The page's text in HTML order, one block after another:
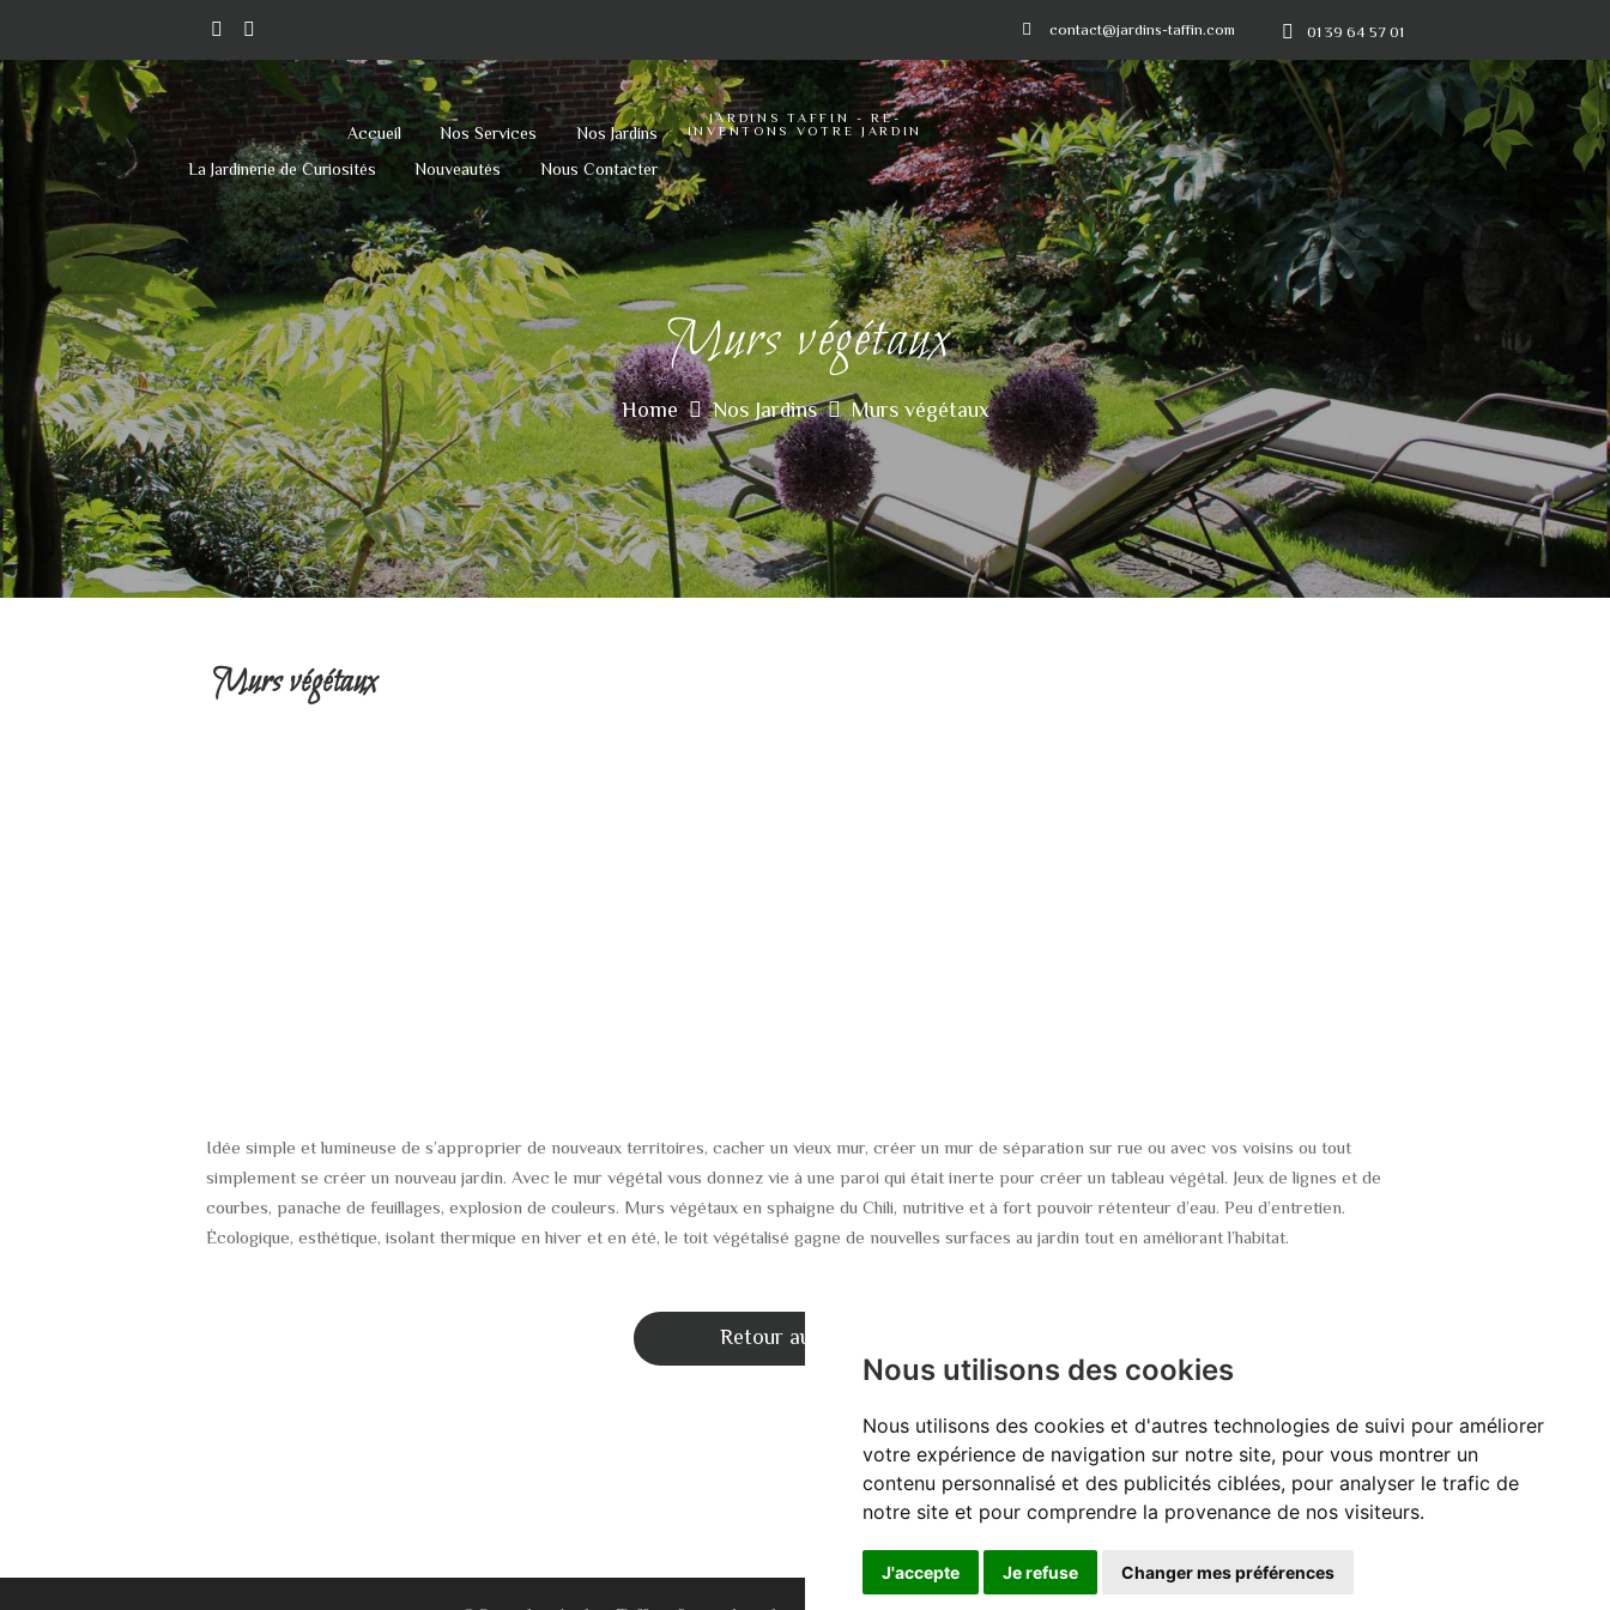
Nous utilisons des cookies
Nous utilisons des cookies et d'autres technologies de suivi pour améliorer
votre expérience de navigation sur notre site, pour vous montrer un
contenu personnalisé et des publicités ciblées, pour analyser le trafic de
notre site et pour comprendre la provenance de nos visiteurs.
J'accepte Je refuse Changer mes préférences
01 39 64 57 01
contact@jardins-taffin.com
Accueil Nos Services
Nos Jardins
La Jardinerie de Curiosités
Nouveautés Nous Contacter
JARDINS TAFFIN - RÉ-
INVENTONS VOTRE JARDIN
Murs végétaux
Home Nos Jardins Murs végétaux
Murs végétaux
Idée simple et lumineuse de s’approprier de nouveaux territoires, cacher un vieux mur, créer un mur de séparation sur rue ou avec vos voisins ou tout
simplement se créer un nouveau jardin. Avec le mur végétal vous donnez vie à une paroi qui était inerte pour créer un tableau végétal. Jeux de lignes et de
courbes, panache de feuillages, explosion de couleurs. Murs végétaux en sphaigne du Chili, nutritive et à fort pouvoir rétenteur d’eau. Peu d’entretien.
Écologique, esthétique, isolant thermique en hiver et en été, le toit végétalisé gagne de nouvelles surfaces au jardin tout en améliorant l’habitat.
Retour aux Jardins